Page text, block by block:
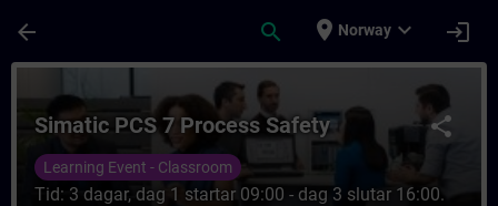
arrow_back search place Norway expand_more login
Kurs - Simatic PCS 7 Process Safety -
share
Simatic PCS 7 Process Safety
Learning Event - Classroom
Tid: 3 dagar, dag 1 startar 09:00 - dag 3 slutar 16:00.